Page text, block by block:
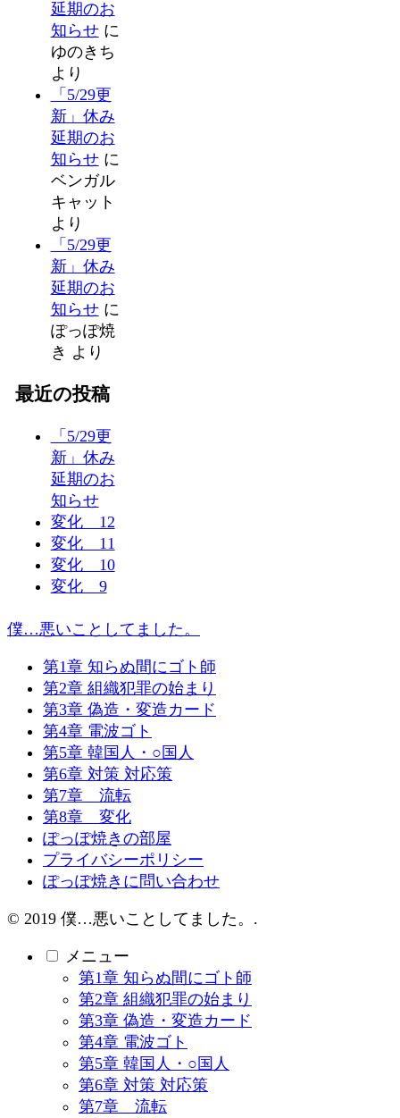
延期のお
知らせに
ゆのきち
より
「5/29更
新」休み
延期のお
知らせに
ベンガル
キャット
より
「5/29更
新」休み
延期のお
知らせに
ぽっぽ焼
き より
最近の投稿
「5/29更
新」休み
延期のお
知らせ
変化 12
変化 11
変化 10
変化 9
僕…悪いことしてました。
第1章 知らぬ間にゴト師
第2章 組織犯罪の始まり
第3章 偽造・変造カード
第4章 電波ゴト
第5章 韓国人・○国人
第6章 対策 対応策
第7章 流転
第8章 変化
ぽっぽ焼きの部屋
プライバシーポリシー
ぽっぽ焼きに問い合わせ
© 2019 僕…悪いことしてました。.
メニュー
第1章 知らぬ間にゴト師
第2章 組織犯罪の始まり
第3章 偽造・変造カード
第4章 電波ゴト
第5章 韓国人・○国人
第6章 対策 対応策
第7章 流転